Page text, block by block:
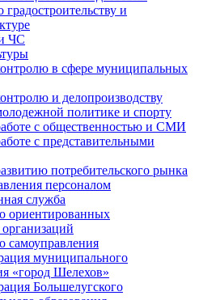
и
ЧС
в сфере муниципальных
и делопроизводству
политике и спорту
с общественностью и СМИ
с представительными
потребительского рынка
персоналом
служба
ориентированных
самоуправления
муниципального
«город Шелехов»
Большелугского